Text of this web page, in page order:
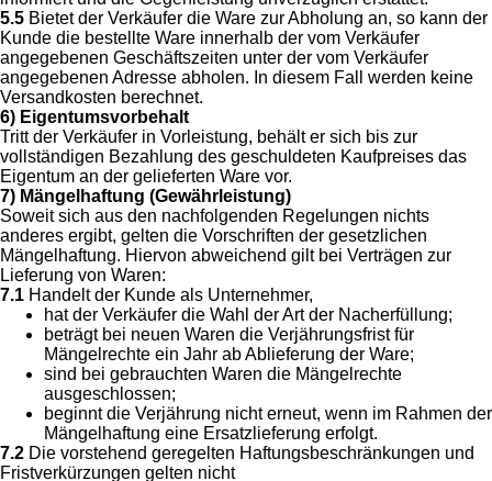
5.5 Bietet der Verkäufer die Ware zur Abholung an, so kann der
Kunde die bestellte Ware innerhalb der vom Verkäufer
angegebenen Geschäftszeiten unter der vom Verkäufer
angegebenen Adresse abholen. In diesem Fall werden keine
Versandkosten berechnet.
6) Eigentumsvorbehalt
Tritt der Verkäufer in Vorleistung, behält er sich bis zur
vollständigen Bezahlung des geschuldeten Kaufpreises das
Eigentum an der gelieferten Ware vor.
7) Mängelhaftung (Gewährleistung)
Soweit sich aus den nachfolgenden Regelungen nichts
anderes ergibt, gelten die Vorschriften der gesetzlichen
Mängelhaftung. Hiervon abweichend gilt bei Verträgen zur
Lieferung von Waren:
7.1 Handelt der Kunde als Unternehmer,
hat der Verkäufer die Wahl der Art der Nacherfüllung;
beträgt bei neuen Waren die Verjährungsfrist für
Mängelrechte ein Jahr ab Ablieferung der Ware;
sind bei gebrauchten Waren die Mängelrechte
ausgeschlossen;
beginnt die Verjährung nicht erneut, wenn im Rahmen der
Mängelhaftung eine Ersatzlieferung erfolgt.
7.2 Die vorstehend geregelten Haftungsbeschränkungen und
Fristverkürzungen gelten nicht